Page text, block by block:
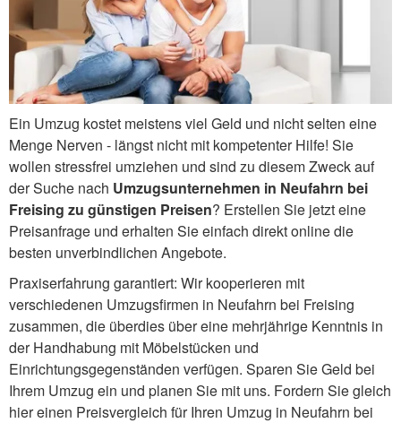
Ein Umzug kostet meistens viel Geld und nicht selten eine
Menge Nerven - längst nicht mit kompetenter Hilfe! Sie
wollen stressfrei umziehen und sind zu diesem Zweck auf
der Suche nach Umzugsunternehmen in Neufahrn bei
Freising zu günstigen Preisen? Erstellen Sie jetzt eine
Preisanfrage und erhalten Sie einfach direkt online die
besten unverbindlichen Angebote.
Praxiserfahrung garantiert: Wir kooperieren mit
verschiedenen Umzugsfirmen in Neufahrn bei Freising
zusammen, die überdies über eine mehrjährige Kenntnis in
der Handhabung mit Möbelstücken und
Einrichtungsgegenständen verfügen. Sparen Sie Geld bei
Ihrem Umzug ein und planen Sie mit uns. Fordern Sie gleich
hier einen Preisvergleich für Ihren Umzug in Neufahrn bei